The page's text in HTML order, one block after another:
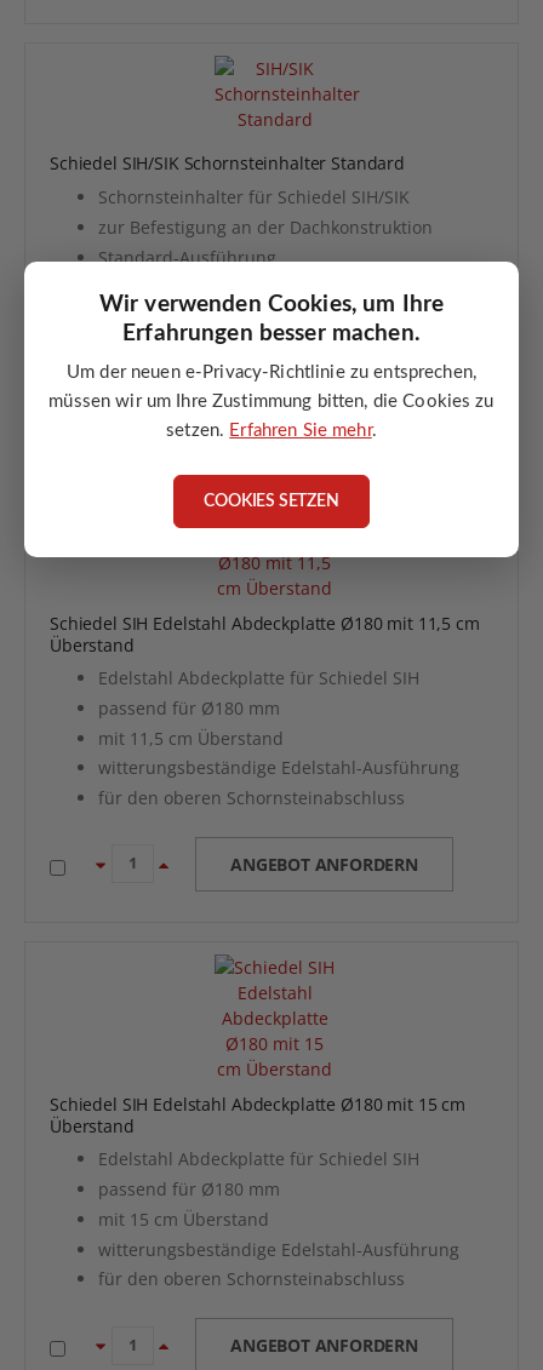
Wir verwenden Cookies, um Ihre
Erfahrungen besser machen.
Um der neuen e-Privacy-Richtlinie zu entsprechen,
müssen wir um Ihre Zustimmung bitten, die Cookies zu
setzen. Erfahren Sie mehr.
COOKIES SETZEN
Schiedel SIH/SIK Schornsteinhalter Standard
Schornsteinhalter für Schiedel SIH/SIK
zur Befestigung an der Dachkonstruktion
Standard-Ausführung
geeignet für Neubau und Sanierung
ANGEBOT ANFORDERN
Schiedel SIH Edelstahl Abdeckplatte Ø180 mit 11,5 cm
Überstand
Edelstahl Abdeckplatte für Schiedel SIH
passend für Ø180 mm
mit 11,5 cm Überstand
witterungsbeständige Edelstahl-Ausführung
für den oberen Schornsteinabschluss
ANGEBOT ANFORDERN
Schiedel SIH Edelstahl Abdeckplatte Ø180 mit 15 cm
Überstand
Edelstahl Abdeckplatte für Schiedel SIH
passend für Ø180 mm
mit 15 cm Überstand
witterungsbeständige Edelstahl-Ausführung
für den oberen Schornsteinabschluss
ANGEBOT ANFORDERN